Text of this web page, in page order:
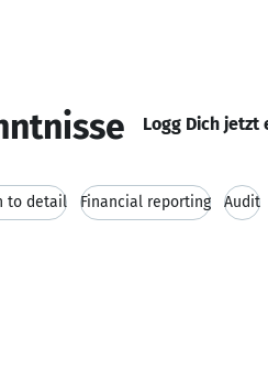
Logg Dich jetzt
to detail Financial reporting Audit